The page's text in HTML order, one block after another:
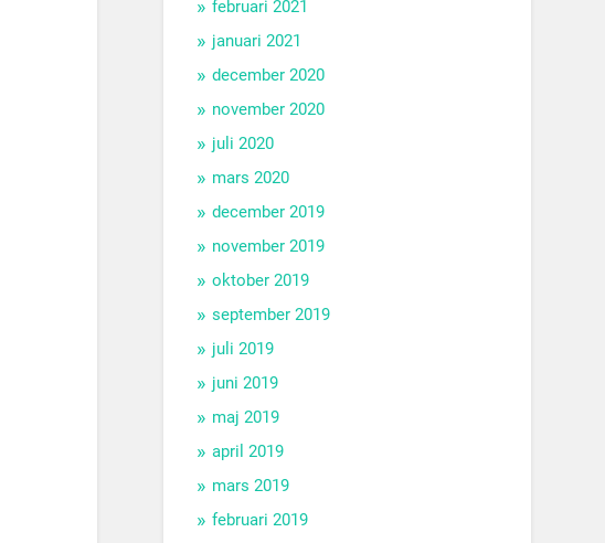
februari 2021
januari 2021
december 2020
november 2020
juli 2020
mars 2020
december 2019
november 2019
oktober 2019
september 2019
juli 2019
juni 2019
maj 2019
april 2019
mars 2019
februari 2019